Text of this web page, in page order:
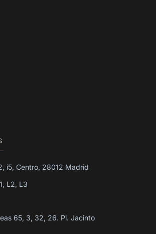
i5, Centro, 28012 Madrid
L2, L3
65, 3, 32, 26. Pl. Jacinto